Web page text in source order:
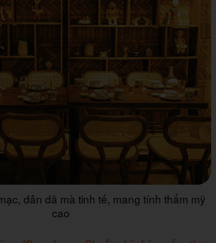
dân dã mà tinh tế, mang tính thẩm mỹ
cao